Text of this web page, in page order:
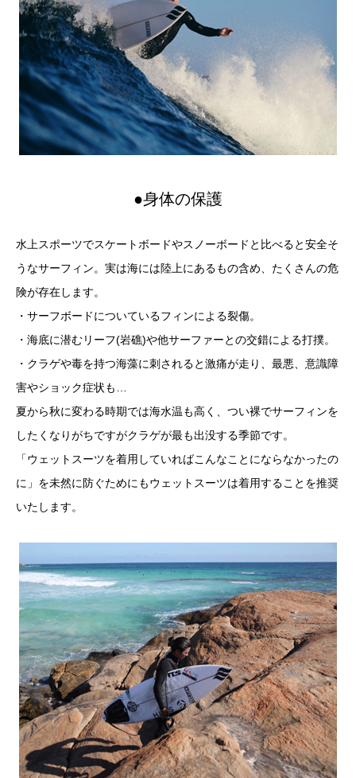
●身体の保護
水上スポーツでスケートボードやスノーボードと比べると安全そ
うなサーフィン。実は海には陸上にあるもの含め、たくさんの危
険が存在します。
・サーフボードについているフィンによる裂傷。
・海底に潜むリーフ(岩礁)や他サーファーとの交錯による打撲。
・クラゲや毒を持つ海藻に刺されると激痛が走り、最悪、意識障
害やショック症状も…
夏から秋に変わる時期では海水温も高く、つい裸でサーフィンを
したくなりがちですがクラゲが最も出没する季節です。
「ウェットスーツを着用していればこんなことにならなかったの
に」を未然に防ぐためにもウェットスーツは着用することを推奨
いたします。